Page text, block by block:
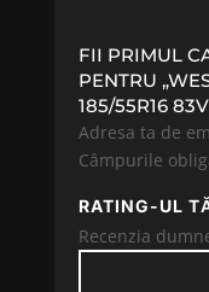
FII PRIMUL
PENTRU
185/55R16
Adresa ta de
Câmpurile
RATING-UL
Recenzia